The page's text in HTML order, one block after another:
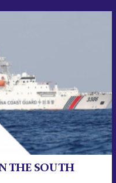
THE SOUTH